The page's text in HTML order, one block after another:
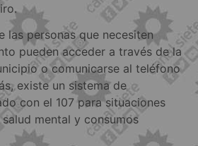
las personas que necesiten
pueden acceder a través de la
o comunicarse al teléfono
existe un sistema de
con el 107 para situaciones
mental y consumos